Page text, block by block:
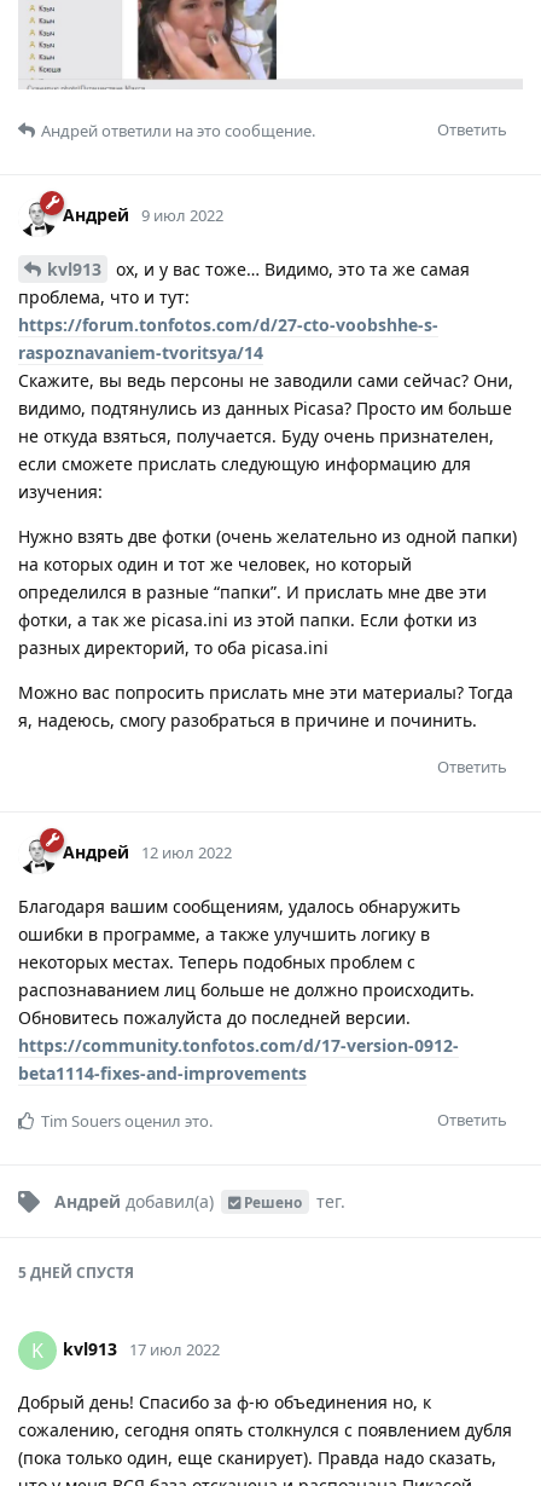
Ответить
Андрейответили на это сообщение.
Андрей 9 июл 2022
kvl913
ох, и у вас тоже… Видимо, это та же самая
проблема, что и тут:
https://forum.tonfotos.com/d/27-cto-voobshhe-s-
raspoznavaniem-tvoritsya/14
Скажите, вы ведь персоны не заводили сами сейчас? Они,
видимо, подтянулись из данных Picasa? Просто им больше
не откуда взяться, получается. Буду очень признателен,
если сможете прислать следующую информацию для
изучения:
Нужно взять две фотки (очень желательно из одной папки)
на которых один и тот же человек, но который
определился в разные “папки”. И прислать мне две эти
фотки, а так же picasa.ini из этой папки. Если фотки из
разных директорий, то оба picasa.ini
Можно вас попросить прислать мне эти материалы? Тогда
я, надеюсь, смогу разобраться в причине и починить.
Ответить
Андрей 12 июл 2022
Благодаря вашим сообщениям, удалось обнаружить
ошибки в программе, а также улучшить логику в
некоторых местах. Теперь подобных проблем с
распознаванием лиц больше не должно происходить.
Обновитесь пожалуйста до последней версии.
https://community.tonfotos.com/d/17-version-0912-
beta1114-fixes-and-improvements
Ответить
Tim Souersоценил это.
Андрей добавил(а) Решено тег.
5 ДНЕЙ СПУСТЯ
K kvl913 17 июл 2022
Добрый день! Спасибо за ф-ю объединения но, к
сожалению, сегодня опять столкнулся с появлением дубля
(пока только один, еще сканирует). Правда надо сказать,